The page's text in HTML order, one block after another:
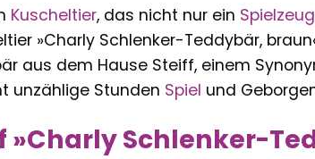
Kuscheltier, das nicht nur ein Spielzeug
»Charly Schlenker-Teddybär,
aus dem Hause Steiff, einem
unzählige Stunden Spiel und
»Charly Schlenker-